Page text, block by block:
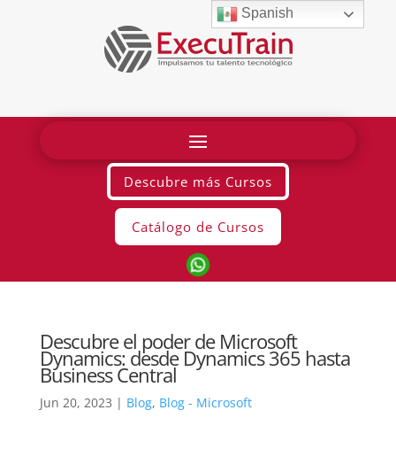
Descubre más Cursos
Catálogo de Cursos
Descubre el poder de Microsoft
Dynamics: desde Dynamics 365 hasta
Business Central
Jun 20, 2023 | Blog, Blog - Microsoft
Spanish